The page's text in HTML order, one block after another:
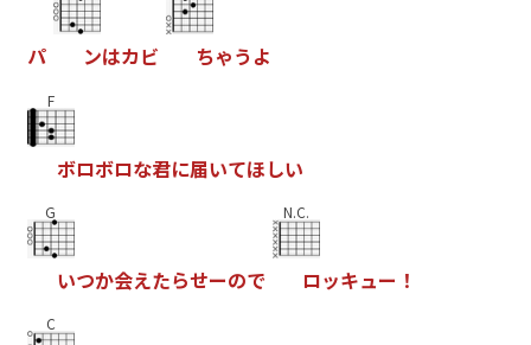
パ ンはカビ ちゃう よ
F
ボロボロな君に届いてほしい
G
いつか会えたらせーので
N.C.
ロッキュー ！
C